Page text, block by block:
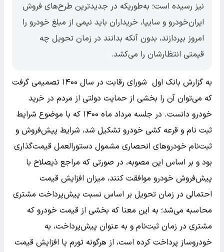
نیز رسیده است؛ به‌طوریکه در جدیدترین طرح‌های فروش
ایران‌خودرو و سایپا، خریداران باید نیمی از مبلغ خودرو را
امروز بپردازند، بدون آنکه بدانند در زمان تحویل چه
قیمتی انتظارشان را می‌کشد.
به گزارش بانک اول شورای رقابت در سال ۱۴۰۰ تصمیمی گرفت
که می‌توان آن را بخشی از حمایت دولتی از مردم در خرید
خودرو دانست. در جلسه مرداد ماه ۱۴۰۰ که با موضوع شرایط
ثبت نام و قرعه کشی خودرو تشکیل شد، شرایط پیش‌فروش و
ثبت‌نام خودروهای انحصاری مشمول دستورالعمل قیمت‌گذاری
بود و بر اساس این مصوبه، در صورتی که مراجع ذیصلاح با
پیش‌فروش خودرو موافقت کنند، میزان افزایش قیمت
احتمالی در زمان تحویل بر اساس نسبت پیش‌پرداخت مشتری
محاسبه می‌شد؛ به این معنا که بخشی از قیمت خودرو که
مشتری در زمان ثبت‌نام و به عنوان پیش‌پرداخت، به
خودروساز پرداخت کرده است، از هرگونه تورم یا افزایش قیمت